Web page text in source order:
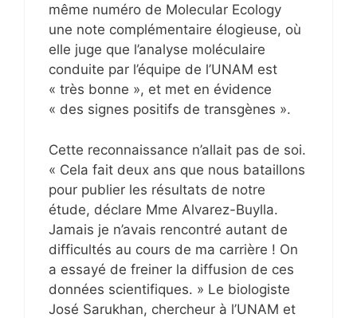
même numéro de Molecular Ecology
une note complémentaire élogieuse, où
elle juge que l’analyse moléculaire
conduite par l’équipe de l’UNAM est
« très bonne », et met en évidence
« des signes positifs de transgènes ».
Cette reconnaissance n’allait pas de soi.
« Cela fait deux ans que nous bataillons
pour publier les résultats de notre
étude, déclare Mme Alvarez-Buylla.
Jamais je n’avais rencontré autant de
difficultés au cours de ma carrière ! On
a essayé de freiner la diffusion de ces
données scientifiques. » Le biologiste
José Sarukhan, chercheur à l’UNAM et